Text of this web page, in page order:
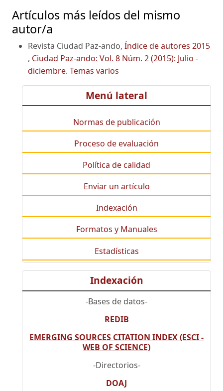
Artículos más leídos del mismo
autor/a
Revista Ciudad Paz-ando, Índice de autores 2015
, Ciudad Paz-ando: Vol. 8 Núm. 2 (2015): Julio -
diciembre. Temas varios
Menú lateral
Normas de publicación
Proceso de evaluación
Política de calidad
Enviar un artículo
Indexación
Formatos y Manuales
Estadísticas
Indexación
-Bases de datos-
REDIB
EMERGING SOURCES CITATION INDEX (ESCI -
WEB OF SCIENCE)
-Directorios-
DOAJ